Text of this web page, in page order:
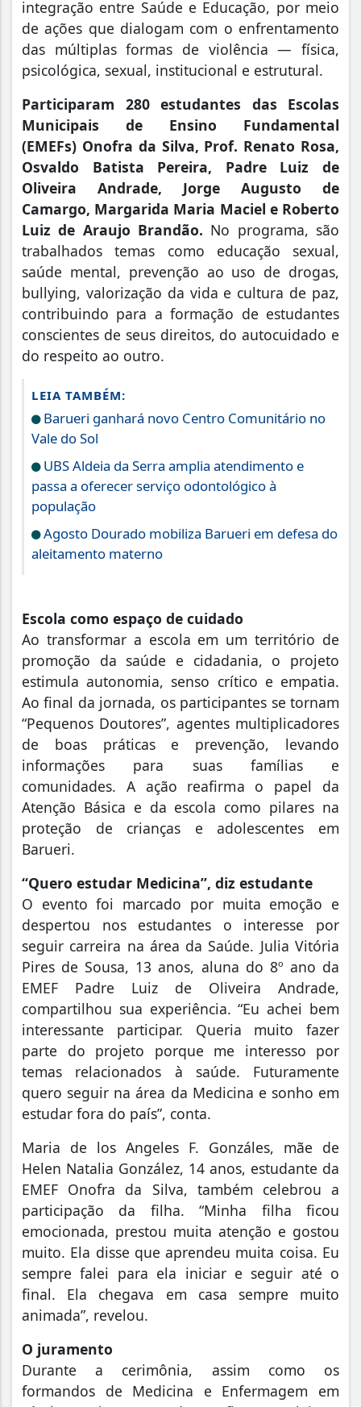
integração entre Saúde e Educação, por meio
de ações que dialogam com o enfrentamento
das múltiplas formas de violência — física,
psicológica, sexual, institucional e estrutural.
Participaram 280 estudantes das Escolas
Municipais de Ensino Fundamental
(EMEFs) Onofra da Silva, Prof. Renato Rosa,
Osvaldo Batista Pereira, Padre Luiz de
Oliveira Andrade, Jorge Augusto de
Camargo, Margarida Maria Maciel e Roberto
Luiz de Araujo Brandão. No programa, são
trabalhados temas como educação sexual,
saúde mental, prevenção ao uso de drogas,
bullying, valorização da vida e cultura de paz,
contribuindo para a formação de estudantes
conscientes de seus direitos, do autocuidado e
do respeito ao outro.
LEIA TAMBÉM:
Barueri ganhará novo Centro Comunitário no
Vale do Sol
UBS Aldeia da Serra amplia atendimento e
passa a oferecer serviço odontológico à
população
Agosto Dourado mobiliza Barueri em defesa do
aleitamento materno
Escola como espaço de cuidado
Ao transformar a escola em um território de
promoção da saúde e cidadania, o projeto
estimula autonomia, senso crítico e empatia.
Ao final da jornada, os participantes se tornam
“Pequenos Doutores”, agentes multiplicadores
de boas práticas e prevenção, levando
informações para suas famílias e
comunidades. A ação reafirma o papel da
Atenção Básica e da escola como pilares na
proteção de crianças e adolescentes em
Barueri.
“Quero estudar Medicina”, diz estudante
O evento foi marcado por muita emoção e
despertou nos estudantes o interesse por
seguir carreira na área da Saúde. Julia Vitória
Pires de Sousa, 13 anos, aluna do 8º ano da
EMEF Padre Luiz de Oliveira Andrade,
compartilhou sua experiência. “Eu achei bem
interessante participar. Queria muito fazer
parte do projeto porque me interesso por
temas relacionados à saúde. Futuramente
quero seguir na área da Medicina e sonho em
estudar fora do país”, conta.
Maria de los Angeles F. Gonzáles, mãe de
Helen Natalia González, 14 anos, estudante da
EMEF Onofra da Silva, também celebrou a
participação da filha. “Minha filha ficou
emocionada, prestou muita atenção e gostou
muito. Ela disse que aprendeu muita coisa. Eu
sempre falei para ela iniciar e seguir até o
final. Ela chegava em casa sempre muito
animada”, revelou.
O juramento
Durante a cerimônia, assim como os
formandos de Medicina e Enfermagem em